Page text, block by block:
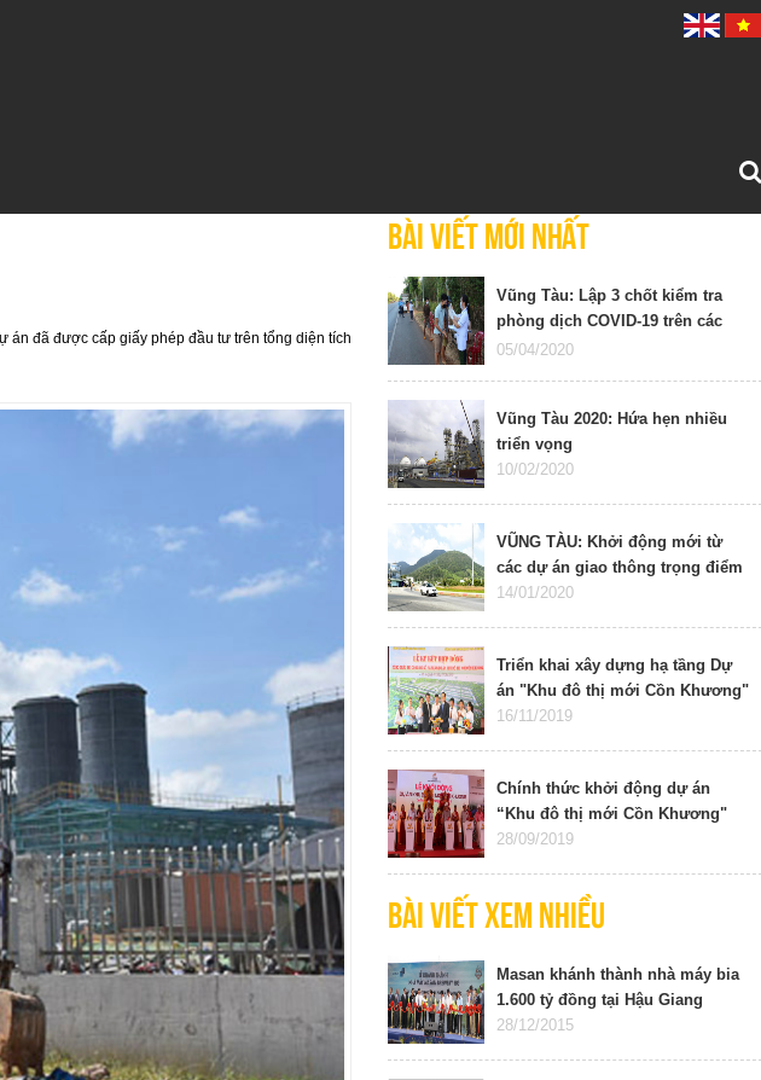
án đã được cấp giấy phép đầu tư trên tổng diện tích
Bài viết mới nhất
Vũng Tàu: Lập 3 chốt kiểm tra
phòng dịch COVID-19 trên các
cửa ngõ ra - vào tỉnh
05/04/2020
Vũng Tàu 2020: Hứa hẹn nhiều
triển vọng
10/02/2020
VŨNG TÀU: Khởi động mới từ
các dự án giao thông trọng điểm
14/01/2020
Triển khai xây dựng hạ tầng Dự
án "Khu đô thị mới Cồn Khương"
16/11/2019
Chính thức khởi động dự án
“Khu đô thị mới Cồn Khương"
28/09/2019
Bài viết xem nhiều
Masan khánh thành nhà máy bia
1.600 tỷ đồng tại Hậu Giang
28/12/2015